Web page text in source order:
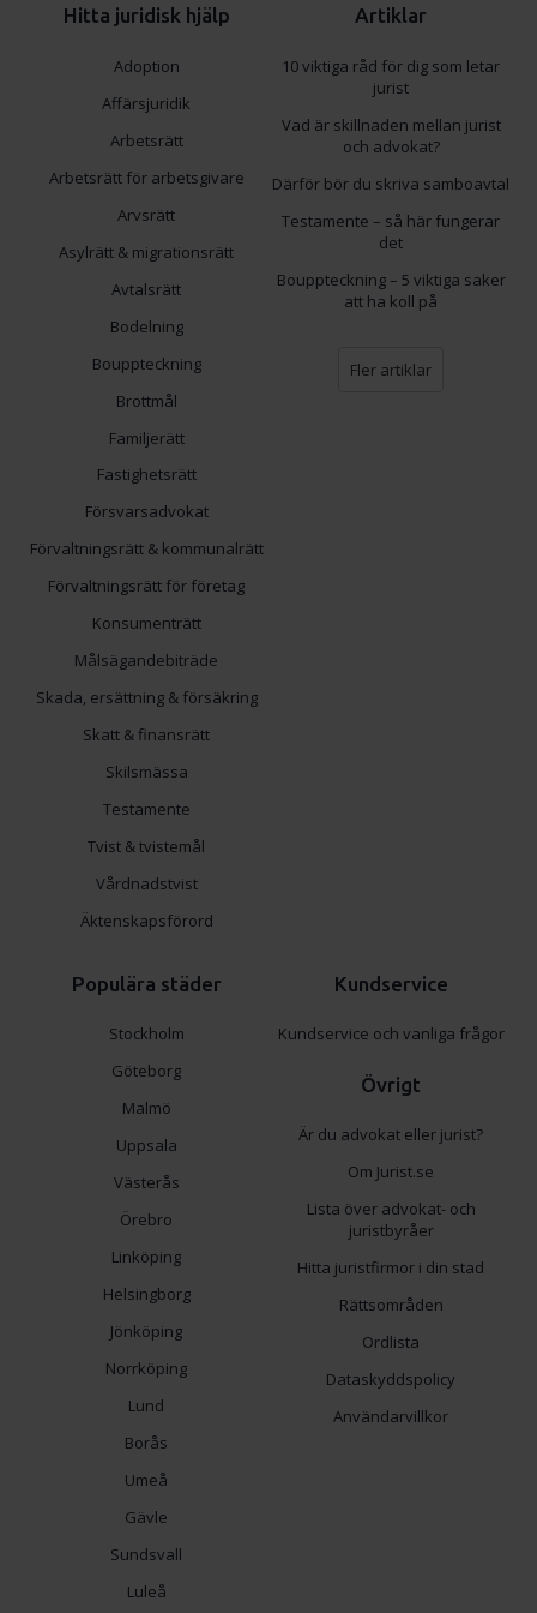
Hitta juridisk hjälp
Adoption
Affärsjuridik
Arbetsrätt
Arbetsrätt för arbetsgivare
Arvsrätt
Asylrätt & migrationsrätt
Avtalsrätt
Bodelning
Bouppteckning
Brottmål
Familjerätt
Fastighetsrätt
Försvarsadvokat
Förvaltningsrätt & kommunalrätt
Förvaltningsrätt för företag
Konsumenträtt
Målsägandebiträde
Skada, ersättning & försäkring
Skatt & finansrätt
Skilsmässa
Testamente
Tvist & tvistemål
Vårdnadstvist
Äktenskapsförord
Artiklar
10 viktiga råd för dig som letar
jurist
Vad är skillnaden mellan jurist
och advokat?
Därför bör du skriva samboavtal
Testamente – så här fungerar
det
Bouppteckning – 5 viktiga saker
att ha koll på
Fler artiklar
Populära städer
Stockholm
Göteborg
Malmö
Uppsala
Västerås
Örebro
Linköping
Helsingborg
Jönköping
Norrköping
Lund
Borås
Umeå
Gävle
Sundsvall
Luleå
Kundservice
Kundservice och vanliga frågor
Övrigt
Är du advokat eller jurist?
Om Jurist.se
Lista över advokat- och
juristbyråer
Hitta juristfirmor i din stad
Rättsområden
Ordlista
Dataskyddspolicy
Användarvillkor